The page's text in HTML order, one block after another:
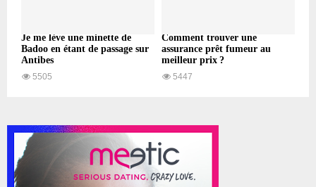
Je me lève une minette de
Badoo en étant de passage sur
Antibes
5505
Comment trouver une
assurance prêt fumeur au
meilleur prix ?
5447